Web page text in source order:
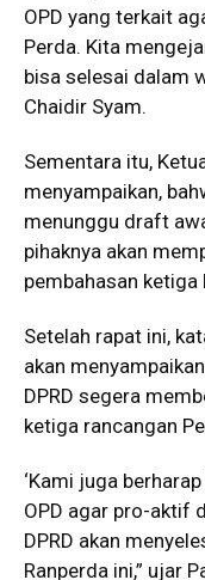
OPD yang terkait
Perda. Kita
bisa selesai dalam
Chaidir Syam.
Sementara itu,
menyampaikan,
menunggu draft
pihaknya akan
pembahasan ketiga
Setelah rapat ini,
akan
DPRD segera
ketiga rancangan
‘Kami juga
OPD agar pro-aktif
DPRD akan
Ranperda ini,” ujar